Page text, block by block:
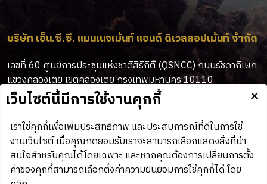
บริษัท เอ็น.ซี.ซี. แมนเนจเม้นท์ แอนด์ ดิเวลลอปเม้นท์ จำกัด
เลขที่ 60 ศูนย์การประชุมแห่งชาติสิริกิติ์ (QSNCC) ถนนรัชดาภิเษก
แขวงคลองเตย เขตคลองเตย กรุงเทพมหานคร 10110
: 02-229-3503, 3513, 3515
: tdex@nccexhibition.com